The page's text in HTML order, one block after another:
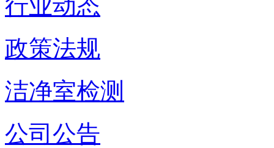
行业动态
政策法规
洁净室检测
公司公告